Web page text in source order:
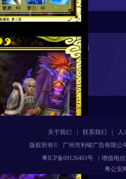
关于我们 联系我们
人
版权所有©
广州市利铭广告有限公
粤ICP备09126403号
增值电
粤公安